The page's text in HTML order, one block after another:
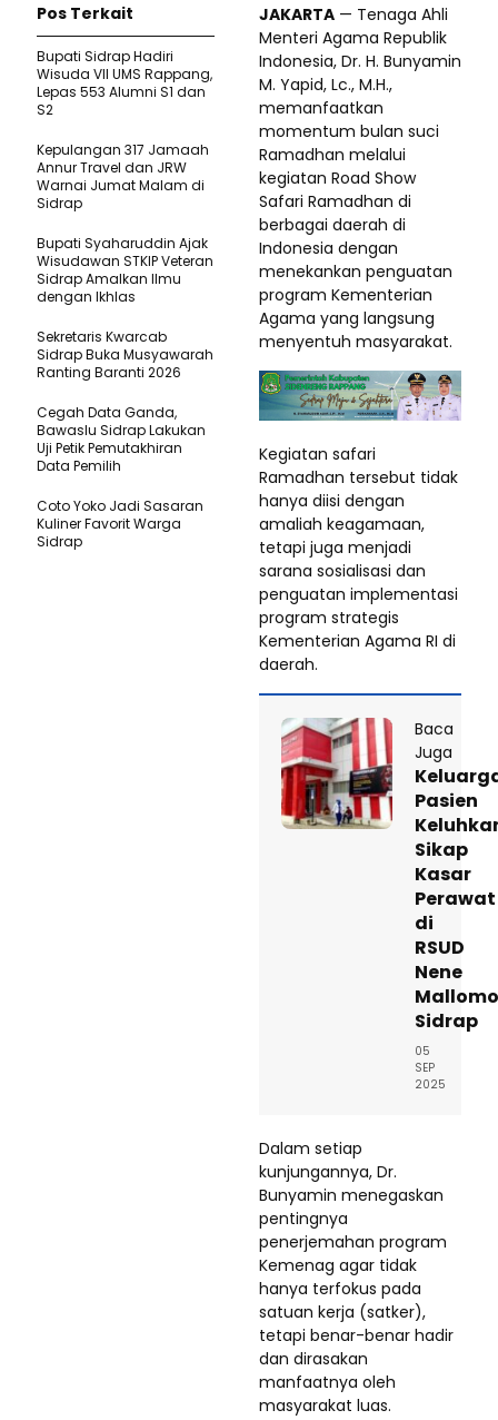
JAKARTA — Tenaga Ahli
Menteri Agama Republik
Indonesia, Dr. H. Bunyamin
M. Yapid, Lc., M.H.,
memanfaatkan
momentum bulan suci
Ramadhan melalui
kegiatan Road Show
Safari Ramadhan di
berbagai daerah di
Indonesia dengan
menekankan penguatan
program Kementerian
Agama yang langsung
menyentuh masyarakat.
Kegiatan safari
Ramadhan tersebut tidak
hanya diisi dengan
amaliah keagamaan,
tetapi juga menjadi
sarana sosialisasi dan
penguatan implementasi
program strategis
Kementerian Agama RI di
daerah.
Baca
Juga
Pasien
Sikap
Kasar
Perawat
di
RSUD
Nene
Mallomo
Sidrap
05
SEP
2025
Dalam setiap
kunjungannya, Dr.
Bunyamin menegaskan
pentingnya
penerjemahan program
Kemenag agar tidak
hanya terfokus pada
satuan kerja (satker),
tetapi benar-benar hadir
dan dirasakan
manfaatnya oleh
masyarakat luas.
Pos Terkait
Bupati Sidrap Hadiri
Wisuda VII UMS Rappang,
Lepas 553 Alumni S1 dan
S2
Kepulangan 317 Jamaah
Annur Travel dan JRW
Warnai Jumat Malam di
Sidrap
Bupati Syaharuddin Ajak
Wisudawan STKIP Veteran
Sidrap Amalkan Ilmu
dengan Ikhlas
Sekretaris Kwarcab
Sidrap Buka Musyawarah
Ranting Baranti 2026
Cegah Data Ganda,
Bawaslu Sidrap Lakukan
Uji Petik Pemutakhiran
Data Pemilih
Coto Yoko Jadi Sasaran
Kuliner Favorit Warga
Sidrap